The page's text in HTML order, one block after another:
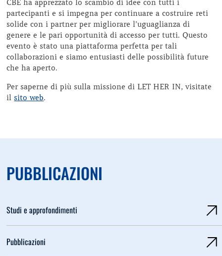
CBE ha apprezzato lo scambio di idee con tutti i
partecipanti e si impegna per continuare a costruire reti
solide con i partner per migliorare l’uguaglianza di
genere e le pari opportunità di accesso per tutti. Questo
evento è stato una piattaforma perfetta per tali
collaborazioni e siamo entusiasti delle possibilità future
che ha aperto.
Per saperne di più sulla missione di LET HER IN, visitate
ilsito web.
PUBBLICAZIONI
Studi e approfondimenti
Pubblicazioni